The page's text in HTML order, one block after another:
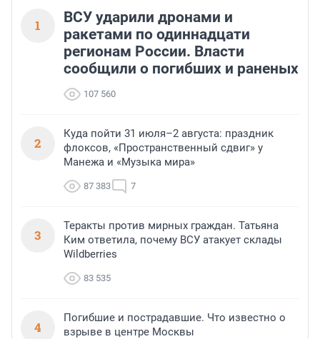
1
ВСУ ударили дронами и
ракетами по одиннадцати
регионам России. Власти
сообщили о погибших и раненых
107 560
2
Куда пойти 31 июля–2 августа: праздник
флоксов, «Пространственный сдвиг» у
Манежа и «Музыка мира»
87 383 7
3
Теракты против мирных граждан. Татьяна
Ким ответила, почему ВСУ атакует склады
Wildberries
83 535
4
Погибшие и пострадавшие. Что известно о
взрыве в центре Москвы